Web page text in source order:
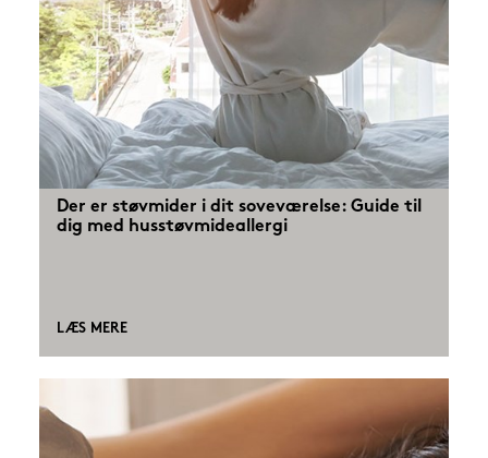
Der er støvmider i dit soveværelse: Guide til
dig med husstøvmideallergi
LÆS MERE